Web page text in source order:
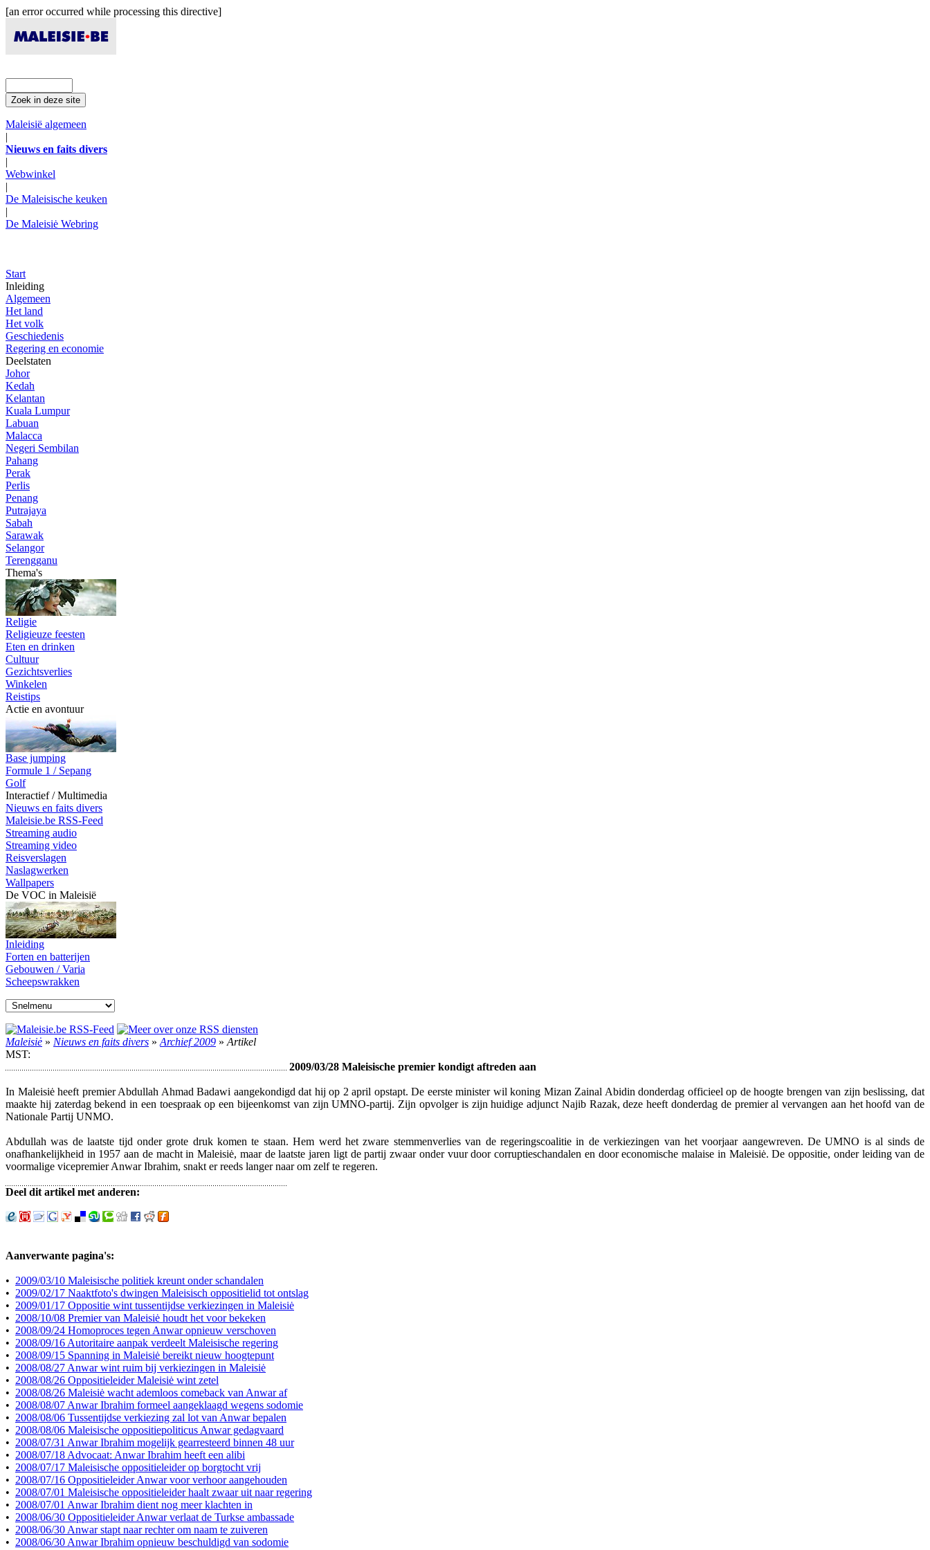
[an error occurred while processing this directive]
Maleisië algemeen
|
Nieuws en faits divers
|
Webwinkel
|
De Maleisische keuken
|
De Maleisiė Webring
Start
Inleiding
Algemeen
Het land
Het volk
Geschiedenis
Regering en economie
Deelstaten
Johor
Kedah
Kelantan
Kuala Lumpur
Labuan
Malacca
Negeri Sembilan
Pahang
Perak
Perlis
Penang
Putrajaya
Sabah
Sarawak
Selangor
Terengganu
Thema's
Religie
Religieuze feesten
Eten en drinken
Cultuur
Gezichtsverlies
Winkelen
Reistips
Actie en avontuur
Base jumping
Formule 1 / Sepang
Golf
Interactief / Multimedia
Nieuws en faits divers
Maleisie.be RSS-Feed
Streaming audio
Streaming video
Reisverslagen
Naslagwerken
Wallpapers
De VOC in Maleisië
Inleiding
Forten en batterijen
Gebouwen / Varia
Scheepswrakken
Maleisiė » Nieuws en faits divers » Archief 2009 » Artikel
MST:
2009/03/28 Maleisische premier kondigt aftreden aan
In Maleisiė heeft premier Abdullah Ahmad Badawi aangekondigd dat hij op 2 april opstapt. De eerste minister wil koning Mizan Zainal Abidin donderdag officieel op de hoogte brengen van zijn beslissing, dat
maakte hij zaterdag bekend in een toespraak op een bijeenkomst van zijn UMNO-partij. Zijn opvolger is zijn huidige adjunct Najib Razak, deze heeft donderdag de premier al vervangen aan het hoofd van de
Nationale Partij UNMO.
Abdullah was de laatste tijd onder grote druk komen te staan. Hem werd het zware stemmenverlies van de regeringscoalitie in de verkiezingen van het voorjaar aangewreven. De UMNO is al sinds de
onafhankelijkheid in 1957 aan de macht in Maleisiė, maar de laatste jaren ligt de partij zwaar onder vuur door corruptieschandalen en door economische malaise in Maleisiė. De oppositie, onder leiding van de
voormalige vicepremier Anwar Ibrahim, snakt er reeds langer naar om zelf te regeren.
Deel dit artikel met anderen:
Aanverwante pagina's:
• 2009/03/10 Maleisische politiek kreunt onder schandalen
• 2009/02/17 Naaktfoto's dwingen Maleisisch oppositielid tot ontslag
• 2009/01/17 Oppositie wint tussentijdse verkiezingen in Maleisiė
• 2008/10/08 Premier van Maleisiė houdt het voor bekeken
• 2008/09/24 Homoproces tegen Anwar opnieuw verschoven
• 2008/09/16 Autoritaire aanpak verdeelt Maleisische regering
• 2008/09/15 Spanning in Maleisiė bereikt nieuw hoogtepunt
• 2008/08/27 Anwar wint ruim bij verkiezingen in Maleisiė
• 2008/08/26 Oppositieleider Maleisiė wint zetel
• 2008/08/26 Maleisiė wacht ademloos comeback van Anwar af
• 2008/08/07 Anwar Ibrahim formeel aangeklaagd wegens sodomie
• 2008/08/06 Tussentijdse verkiezing zal lot van Anwar bepalen
• 2008/08/06 Maleisische oppositiepoliticus Anwar gedagvaard
• 2008/07/31 Anwar Ibrahim mogelijk gearresteerd binnen 48 uur
• 2008/07/18 Advocaat: Anwar Ibrahim heeft een alibi
• 2008/07/17 Maleisische oppositieleider op borgtocht vrij
• 2008/07/16 Oppositieleider Anwar voor verhoor aangehouden
• 2008/07/01 Maleisische oppositieleider haalt zwaar uit naar regering
• 2008/07/01 Anwar Ibrahim dient nog meer klachten in
• 2008/06/30 Oppositieleider Anwar verlaat de Turkse ambassade
• 2008/06/30 Anwar stapt naar rechter om naam te zuiveren
• 2008/06/30 Anwar Ibrahim opnieuw beschuldigd van sodomie